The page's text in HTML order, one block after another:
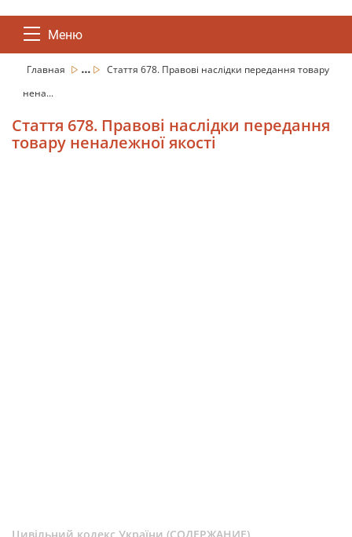
Меню
Главная ...
Стаття 678. Правові наслідки передання товару
нена...
Стаття 678. Правові наслідки передання
товару неналежної якості